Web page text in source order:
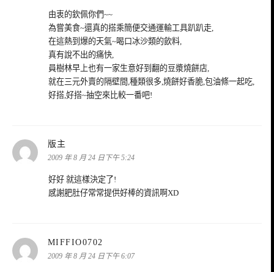
由衷的欽佩你們~~
為嘗美食~還真的搭乘簡便交通運輸工具趴趴走,
在這熱到爆的天氣~喝口冰沙類的飲料,
真有說不出的痛快,
員樹林早上也有一家生意好到翻的豆漿燒餅店,
就在三元外賣的隔壁間,種類很多,燒餅好香脆,包油條一起吃,
好搭,好搭~抽空來比較一番吧!
版主
示:
2009 年 8 月 24 日下午 5:24
好好 就這樣決定了!
感謝肥肚仔常常提供好棒的資訊啊XD
MIFFIO0702
示:
2009 年 8 月 24 日下午 6:07